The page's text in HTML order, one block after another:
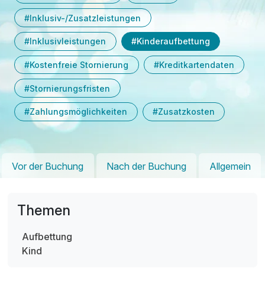
#Inklusiv-/Zusatzleistungen
#Inklusivleistungen #Kinderaufbettung
#Kostenfreie Stornierung #Kreditkartendaten
#Stornierungsfristen
#Zahlungsmöglichkeiten #Zusatzkosten
Vor der Buchung Nach der Buchung Allgemein
Themen
Aufbettung
Kind